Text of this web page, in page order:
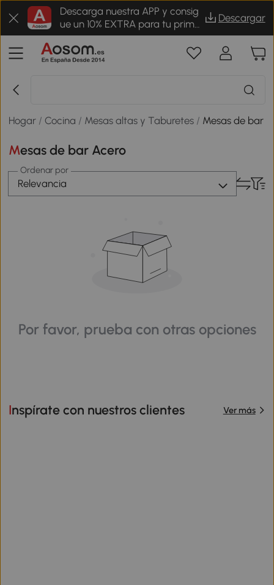
Descarga nuestra APP y consig
ue un 10% EXTRA para tu prime
r pedido
Descargar
Hogar /Cocina / Mesas altas y Taburetes / Mesas de bar
Mesas de bar Acero
Ordenar por
Relevancia
Por favor, prueba con otras opciones
Inspírate con nuestros clientes Ver más